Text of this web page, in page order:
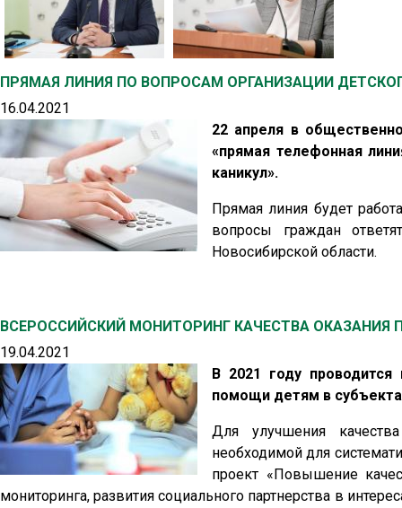
ПРЯМАЯ ЛИНИЯ ПО ВОПРОСАМ ОРГАНИЗАЦИИ
16.04.2021
22 апреля в
«прямая телефонная
каникул».
Прямая линия будет
вопросы граждан
Новосибирской области.
ВСЕРОССИЙСКИЙ МОНИТОРИНГ КАЧЕСТВА
19.04.2021
В 2021 году проводится
помощи детям в
Для улучшения
необходимой для
проект «Повышение
мониторинга, развития социального партнерства в